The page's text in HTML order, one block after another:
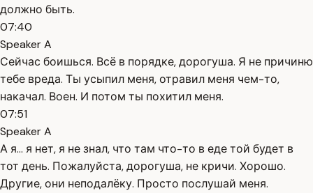
должно быть.
07:40
Speaker A
Сейчас боишься. Всё в порядке, дорогуша. Я не причиню
тебе вреда. Ты усыпил меня, отравил меня чем-то,
накачал. Воен. И потом ты похитил меня.
07:51
Speaker A
А я... я нет, я не знал, что там что-то в еде той будет в
тот день. Пожалуйста, дорогуша, не кричи. Хорошо.
Другие, они неподалёку. Просто послушай меня.